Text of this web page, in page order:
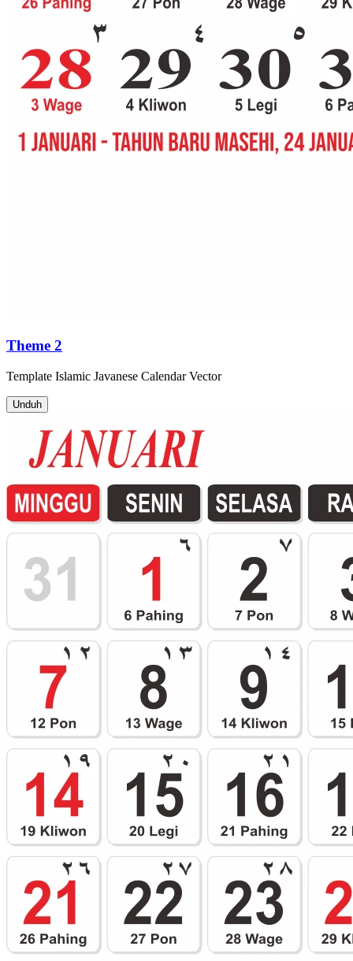
Theme 2
Template Islamic Javanese CalendarVector
Unduh